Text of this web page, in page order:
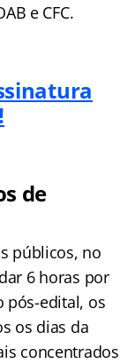
e CFC.
de
públicos, no
6 horas por
pós-edital, os
os dias da
concentrados